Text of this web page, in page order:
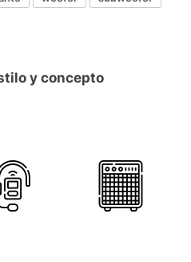
y concepto